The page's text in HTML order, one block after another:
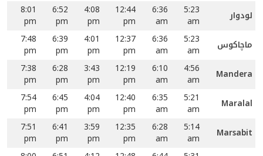
لودوار
5:23
am
6:36
am
12:44
pm
4:08
pm
6:52
pm
8:01
pm
ماچاکوس
5:23
am
6:36
am
12:37
pm
4:01
pm
6:39
pm
7:48
pm
Mandera
4:56
am
6:10
am
12:19
pm
3:43
pm
6:28
pm
7:38
pm
Maralal
5:21
am
6:35
am
12:40
pm
4:04
pm
6:45
pm
7:54
pm
Marsabit
5:14
am
6:28
am
12:35
pm
3:59
pm
6:41
pm
7:51
pm